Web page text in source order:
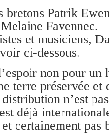
bretons Patrik
Favennec.
et musiciens,
ci-dessous.
non pour un
terre préservée et
n’est
déjà
certainement pas